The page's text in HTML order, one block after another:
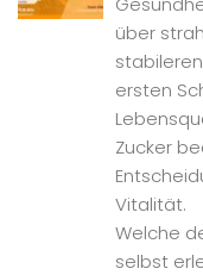
über
ersten
Zucker
Vitalität.
Welche
selbst